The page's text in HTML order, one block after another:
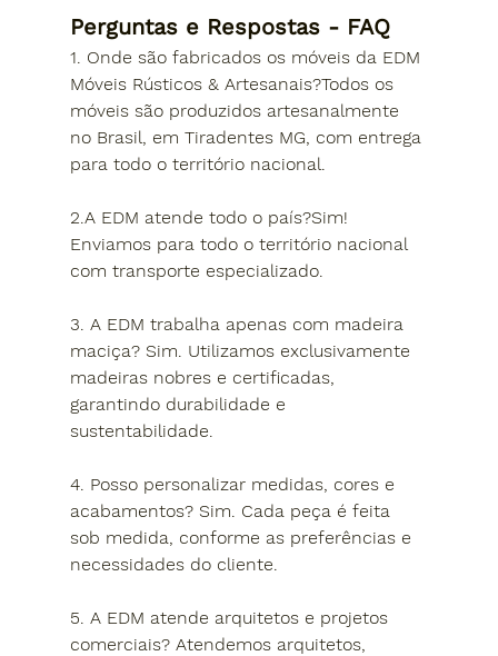
Perguntas e Respostas - FAQ
1. Onde são fabricados os móveis da EDM
Móveis Rústicos & Artesanais?Todos os
móveis são produzidos artesanalmente
no Brasil, em Tiradentes MG, com entrega
para todo o território nacional.
2.A EDM atende todo o país?Sim!
Enviamos para todo o território nacional
com transporte especializado.
3. A EDM trabalha apenas com madeira
maciça? Sim. Utilizamos exclusivamente
madeiras nobres e certificadas,
garantindo durabilidade e
sustentabilidade.
4. Posso personalizar medidas, cores e
acabamentos? Sim. Cada peça é feita
sob medida, conforme as preferências e
necessidades do cliente.
5. A EDM atende arquitetos e projetos
comerciais? Atendemos arquitetos,